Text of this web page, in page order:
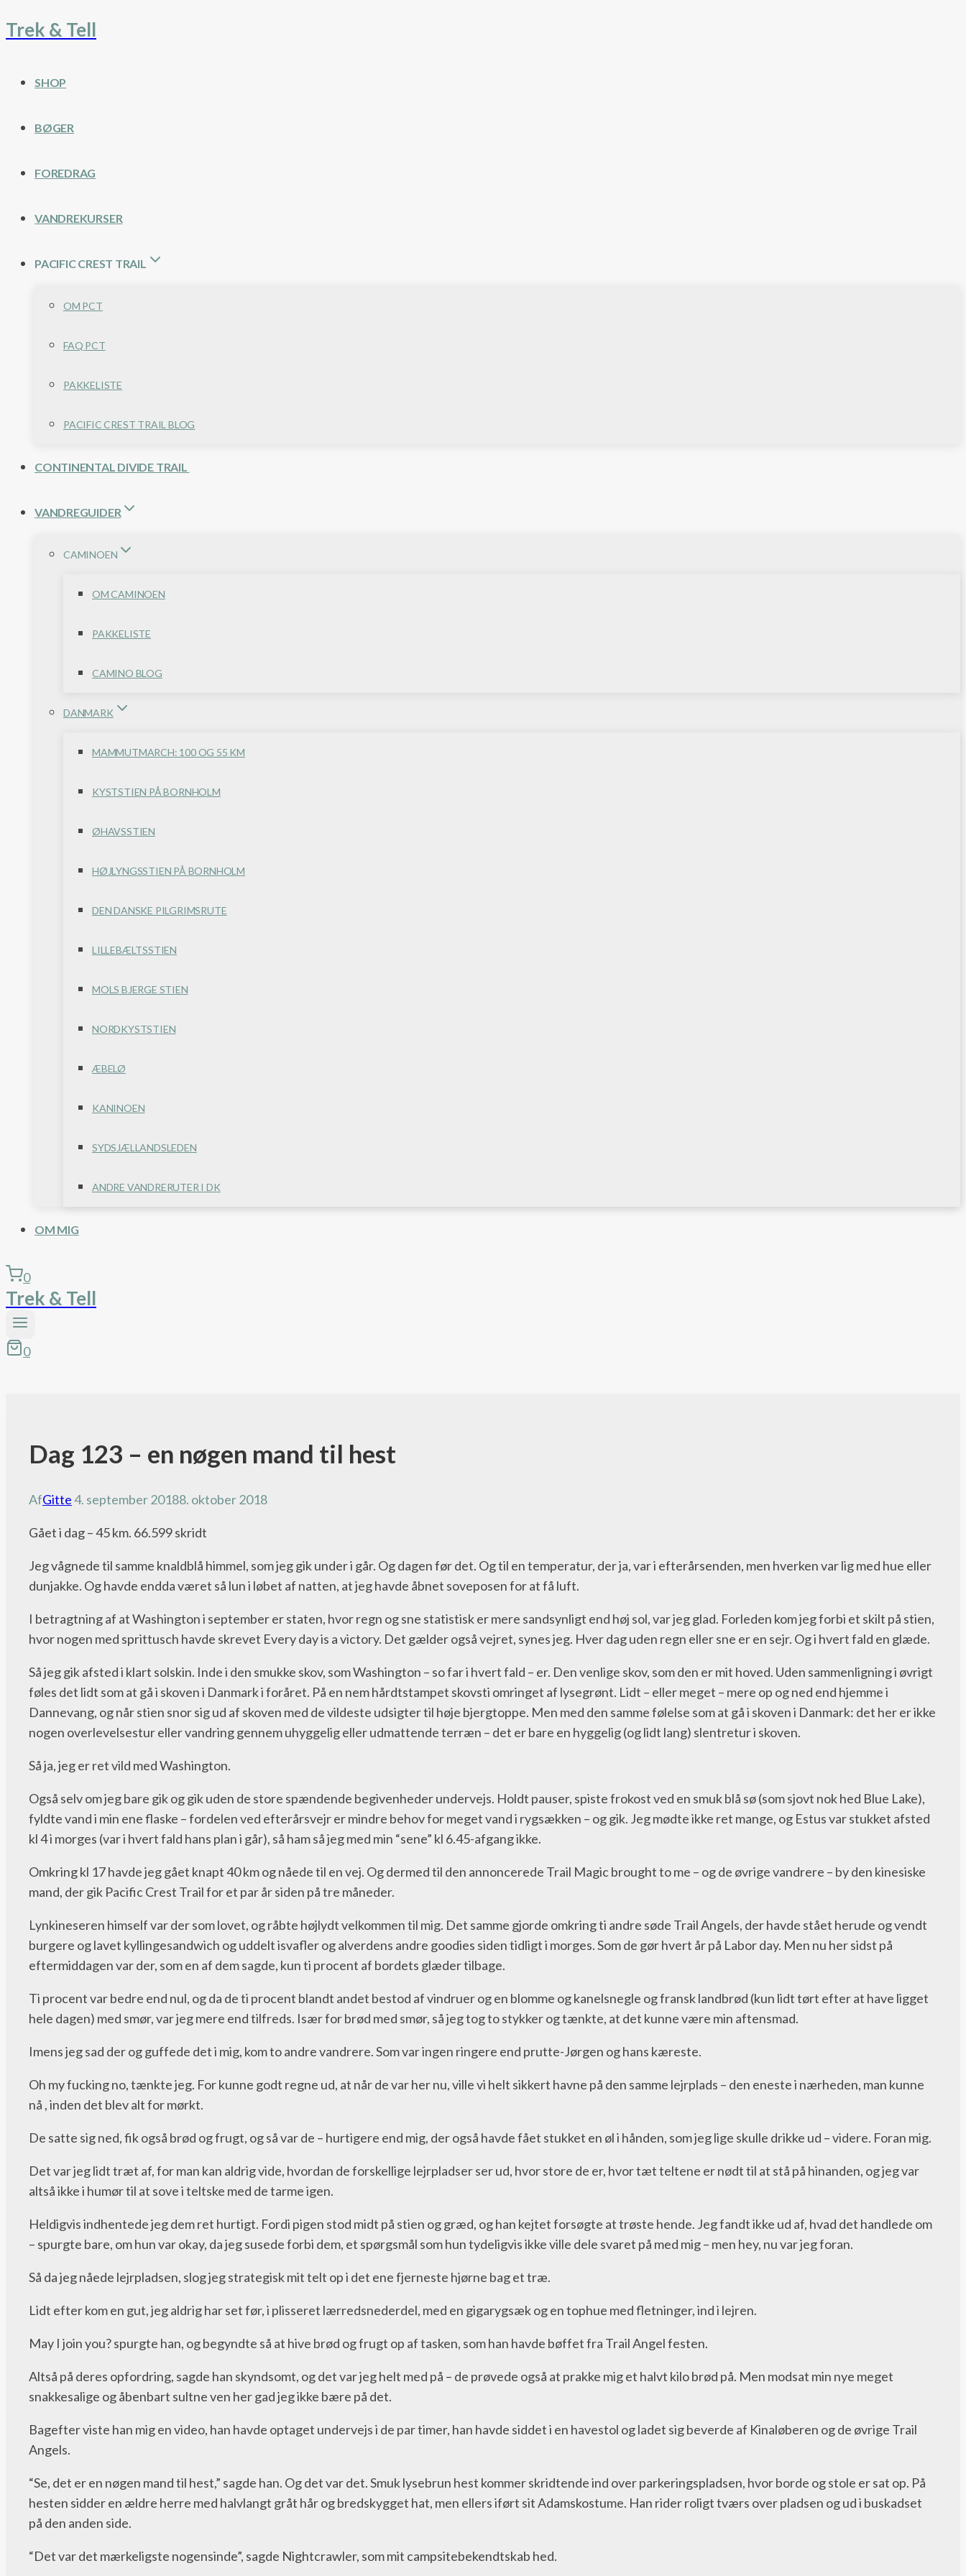
Fortsæt
Trek & Tell
SHOP
BØGER
FOREDRAG
VANDREKURSER
PACIFIC CREST TRAIL
OM PCT
FAQ PCT
PAKKELISTE
PACIFIC CREST TRAIL BLOG
CONTINENTAL DIVIDE TRAIL
VANDREGUIDER
CAMINOEN
OM CAMINOEN
PAKKELISTE
CAMINO BLOG
DANMARK
MAMMUTMARCH: 100 OG 55 KM
KYSTSTIEN PÅ BORNHOLM
ØHAVSSTIEN
HØJLYNGSSTIEN PÅ BORNHOLM
DEN DANSKE PILGRIMSRUTE
LILLEBÆLTSSTIEN
MOLS BJERGE STIEN
NORDKYSTSTIEN
ÆBELØ
KANINOEN
SYDSJÆLLANDSLEDEN
ANDRE VANDRERUTER I DK
OM MIG
0
Trek & Tell
0
Pacific
Crest
bloggen
Dag 123 – en nøgen mand til hest
AfGitte4. september 20188. oktober 2018
Gået i dag – 45 km. 66.599 skridt
Jeg vågnede til samme knaldblå himmel, som jeg gik under i går. Og dagen før det. Og til en temperatur, der ja, var i efterårsenden, men hverken var lig med hue eller
dunjakke. Og havde endda været så lun i løbet af natten, at jeg havde åbnet soveposen for at få luft.
I betragtning af at Washington i september er staten, hvor regn og sne statistisk er mere sandsynligt end høj sol, var jeg glad. Forleden kom jeg forbi et skilt på stien,
hvor nogen med sprittusch havde skrevet Every day is a victory. Det gælder også vejret, synes jeg. Hver dag uden regn eller sne er en sejr. Og i hvert fald en glæde.
Så jeg gik afsted i klart solskin. Inde i den smukke skov, som Washington – so far i hvert fald – er. Den venlige skov, som den er mit hoved. Uden sammenligning i øvrigt
føles det lidt som at gå i skoven i Danmark i foråret. På en nem hårdtstampet skovsti omringet af lysegrønt. Lidt – eller meget – mere op og ned end hjemme i
Dannevang, og når stien snor sig ud af skoven med de vildeste udsigter til høje bjergtoppe. Men med den samme følelse som at gå i skoven i Danmark: det her er ikke
nogen overlevelsestur eller vandring gennem uhyggelig eller udmattende terræn – det er bare en hyggelig (og lidt lang) slentretur i skoven.
Så ja, jeg er ret vild med Washington.
Også selv om jeg bare gik og gik uden de store spændende begivenheder undervejs. Holdt pauser, spiste frokost ved en smuk blå sø (som sjovt nok hed Blue Lake),
fyldte vand i min ene flaske – fordelen ved efterårsvejr er mindre behov for meget vand i rygsækken – og gik. Jeg mødte ikke ret mange, og Estus var stukket afsted
kl 4 i morges (var i hvert fald hans plan i går), så ham så jeg med min “sene” kl 6.45-afgang ikke.
Omkring kl 17 havde jeg gået knapt 40 km og nåede til en vej. Og dermed til den annoncerede Trail Magic brought to me – og de øvrige vandrere – by den kinesiske
mand, der gik Pacific Crest Trail for et par år siden på tre måneder.
Lynkineseren himself var der som lovet, og råbte højlydt velkommen til mig. Det samme gjorde omkring ti andre søde Trail Angels, der havde stået herude og vendt
burgere og lavet kyllingesandwich og uddelt isvafler og alverdens andre goodies siden tidligt i morges. Som de gør hvert år på Labor day. Men nu her sidst på
eftermiddagen var der, som en af dem sagde, kun ti procent af bordets glæder tilbage.
Ti procent var bedre end nul, og da de ti procent blandt andet bestod af vindruer og en blomme og kanelsnegle og fransk landbrød (kun lidt tørt efter at have ligget
hele dagen) med smør, var jeg mere end tilfreds. Især for brød med smør, så jeg tog to stykker og tænkte, at det kunne være min aftensmad.
Imens jeg sad der og guffede det i mig, kom to andre vandrere. Som var ingen ringere end prutte-Jørgen og hans kæreste.
Oh my fucking no, tænkte jeg. For kunne godt regne ud, at når de var her nu, ville vi helt sikkert havne på den samme lejrplads – den eneste i nærheden, man kunne
nå , inden det blev alt for mørkt.
De satte sig ned, fik også brød og frugt, og så var de – hurtigere end mig, der også havde fået stukket en øl i hånden, som jeg lige skulle drikke ud – videre. Foran mig.
Det var jeg lidt træt af, for man kan aldrig vide, hvordan de forskellige lejrpladser ser ud, hvor store de er, hvor tæt teltene er nødt til at stå på hinanden, og jeg var
altså ikke i humør til at sove i teltske med de tarme igen.
Heldigvis indhentede jeg dem ret hurtigt. Fordi pigen stod midt på stien og græd, og han kejtet forsøgte at trøste hende. Jeg fandt ikke ud af, hvad det handlede om
– spurgte bare, om hun var okay, da jeg susede forbi dem, et spørgsmål som hun tydeligvis ikke ville dele svaret på med mig – men hey, nu var jeg foran.
Så da jeg nåede lejrpladsen, slog jeg strategisk mit telt op i det ene fjerneste hjørne bag et træ.
Lidt efter kom en gut, jeg aldrig har set før, i plisseret lærredsnederdel, med en gigarygsæk og en tophue med fletninger, ind i lejren.
May I join you? spurgte han, og begyndte så at hive brød og frugt op af tasken, som han havde bøffet fra Trail Angel festen.
Altså på deres opfordring, sagde han skyndsomt, og det var jeg helt med på – de prøvede også at prakke mig et halvt kilo brød på. Men modsat min nye meget
snakkesalige og åbenbart sultne ven her gad jeg ikke bære på det.
Bagefter viste han mig en video, han havde optaget undervejs i de par timer, han havde siddet i en havestol og ladet sig beverde af Kinaløberen og de øvrige Trail
Angels.
“Se, det er en nøgen mand til hest,” sagde han. Og det var det. Smuk lysebrun hest kommer skridtende ind over parkeringspladsen, hvor borde og stole er sat op. På
hesten sidder en ældre herre med halvlangt gråt hår og bredskygget hat, men ellers iført sit Adamskostume. Han rider roligt tværs over pladsen og ud i buskadset
på den anden side.
“Det var det mærkeligste nogensinde”, sagde Nightcrawler, som mit campsitebekendtskab hed.